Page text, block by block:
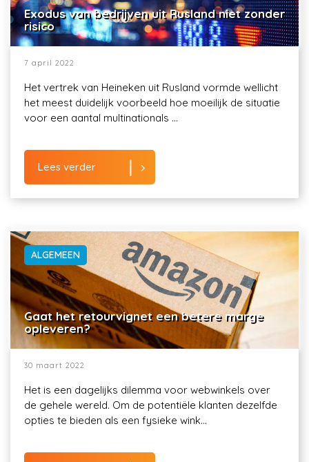
Exodus van bedrijven uit Rusland niet zonder
risico
7 april 2022
Het vertrek van Heineken uit Rusland vormde wellicht
het meest duidelijk voorbeeld hoe moeilijk de situatie
voor een aantal multinationals ...
Lees verder
ALGEMEEN
Gaat het retourvignet een betere marge
opleveren?
30 maart 2022
Het is een dagelijks dilemma voor webwinkels over
de gehele wereld. Om de potentiële klanten dezelfde
opties te bieden als een fysieke wink...